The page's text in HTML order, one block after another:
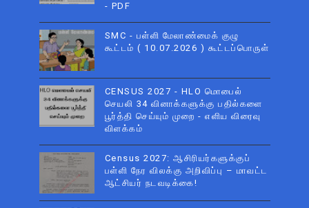
- PDF
SMC - பள்ளி மேலாண்மைக் குழு
கூட்டம் ( 10.07.2026 ) கூட்டப்பொருள்
CENSUS 2027 - HLO மொபைல்
செயலி 34 வினாக்களுக்கு பதில்களை
பூர்த்தி செய்யும் முறை - எளிய விரைவு
விளக்கம்
Census 2027: ஆசிரியர்களுக்குப்
பள்ளி நேர விலக்கு அறிவிப்பு – மாவட்ட
ஆட்சியர் நடவடிக்கை!